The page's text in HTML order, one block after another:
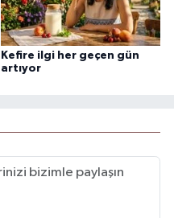
Kefire ilgi her geçen gün
artıyor